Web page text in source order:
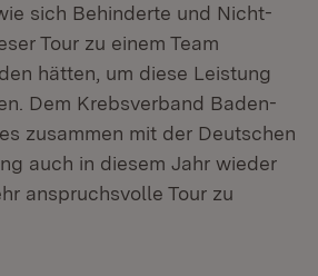
sich Behinderte und Nicht-
Tour zu einem Team
hätten, um diese Leistung
Dem Krebsverband Baden-
zusammen mit der Deutschen
auch in diesem Jahr wieder
anspruchsvolle Tour zu